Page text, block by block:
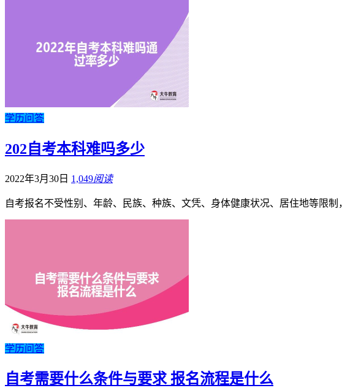
学历问答
202自考本科难吗多少
2022年3月30日 1,049阅读
自考报名不受性别、年龄、民族、种族、文凭、身体健康状况、居住地等限
学历问答
自考需要什么条件与要求 报名流程是什么